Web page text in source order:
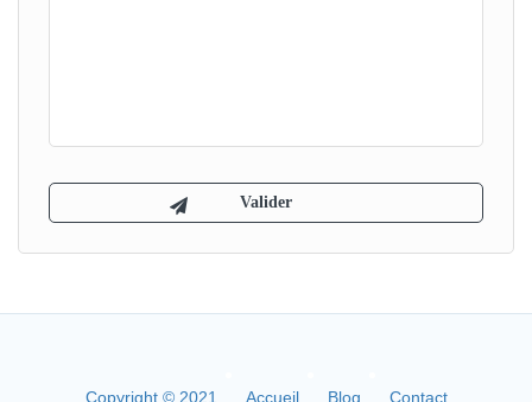
Copyright © 2021 Accueil Blog Contact